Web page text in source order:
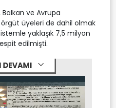
Balkan ve Avrupa
üyeleri de dahil olmak
yaklaşık 7,5 milyon
edilmişti.
DEVAMI